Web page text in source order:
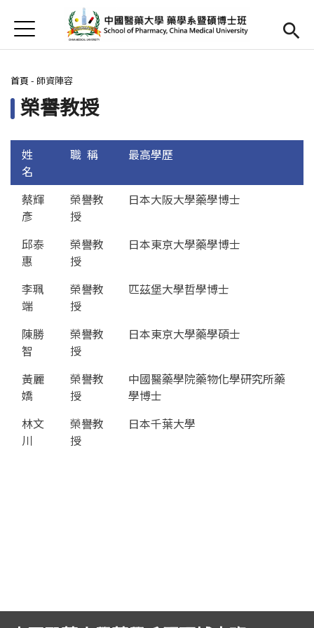
首頁
首頁
最新消息
Open submenu (簡介)
簡介
Open submenu (師資陣容)
師資陣容
Open submenu (課程內容)
課程內容
Open submenu (教學資源)
教學資源
Open submenu (實習專區)
實習專區
English
(link is external)
Jump to Main content
您在這裡
首頁 - 師資陣容
榮譽教授
姓
名
職 稱 最高學歷
蔡輝
彥
榮譽教
授
日本大阪大學藥學博士
邱泰
惠
榮譽教
授
日本東京大學藥學博士
李珮
端
榮譽教
授
匹茲堡大學哲學博士
陳勝
智
榮譽教
授
日本東京大學藥學碩士
黃麗
嬌
榮譽教
授
中國醫藥學院藥物化學研究所藥
學博士
林文
川
榮譽教
授
日本千葉大學